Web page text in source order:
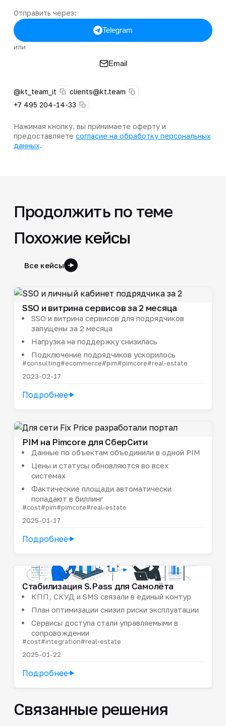
Отправить через:
Telegram
или
Email
@kt_team_it
clients@kt.team
+7 495 204-14-33
Нажимая кнопку, вы принимаете оферту и
предоставляете согласие на обработку персональных
данных.
Продолжить по теме
Похожие кейсы
Все кейсы
SSO и витрина сервисов за 2 месяца
SSO и витрина сервисов для подрядчиков
запущены за 2 месяца
Нагрузка на поддержку снизилась
Подключение подрядчиков ускорилось
#consulting#ecommerce#pim#pimcore#real-estate
2023-02-17
Подробнее
PIM на Pimcore для СберСити
Данные по объектам объединили в одной PIM
Цены и статусы обновляются во всех
системах
Фактические площади автоматически
попадают в биллинг
#cost#pim#pimcore#real-estate
2025-01-17
Подробнее
Стабилизация S.Pass для Самолёта
КПП, СКУД и SMS связали в единый контур
План оптимизации снизил риски эксплуатации
Сервисы доступа стали управляемыми в
сопровождении
#cost#integration#real-estate
2025-01-22
Подробнее
Связанные решения